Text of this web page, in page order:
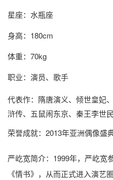
星座：水瓶座
身高：180cm
体重：70kg
职业：演员、歌手
代表作：隋唐演义、倾世皇妃
浒传、五鼠闹东京、秦王李世
荣誉成就：2013年亚洲偶像盛
严屹宽简介：1999年，严屹宽
《情书》，从而正式进入演艺